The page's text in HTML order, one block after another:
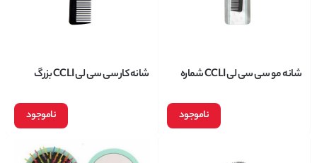
شانه مو سی سی لی CCLI شماره
ناموجود
شانه کار سی سی لی CCLI بزرگ
ناموجود